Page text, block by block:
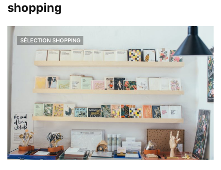
shopping
SÉLECTION SHOPPING